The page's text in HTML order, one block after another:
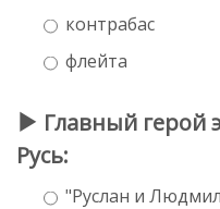
контрабас
флейта
Главный герой
Русь:
"Руслан и